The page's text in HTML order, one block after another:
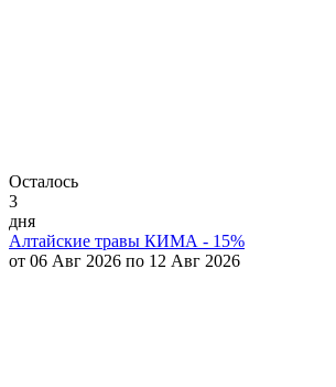
Осталось
3
дня
Алтайские травы КИМА - 15%
от 06 Авг 2026 по 12 Авг 2026